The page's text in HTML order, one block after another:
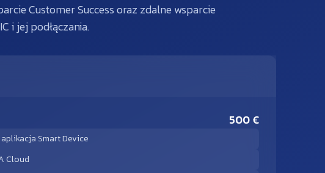
Customer Success oraz zdalne wsparcie
i jej podłączania.
500 €
Smart Device
Cloud